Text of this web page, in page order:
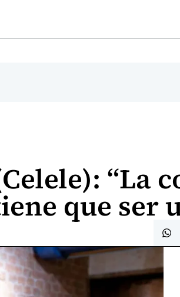
“La
que ser